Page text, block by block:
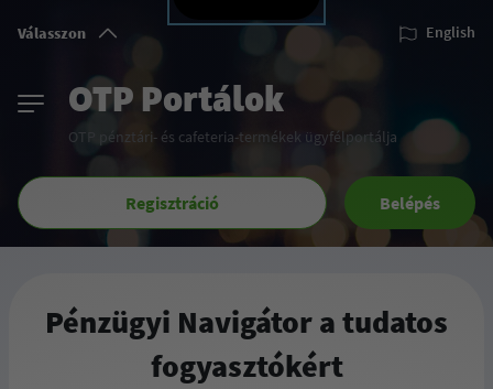
Válasszon English
OTP Portálok
OTP pénztári- és cafeteria-termékek ügyfélportálja
Regisztráció Belépés
Pénzügyi Navigátor a tudatos
fogyasztókért